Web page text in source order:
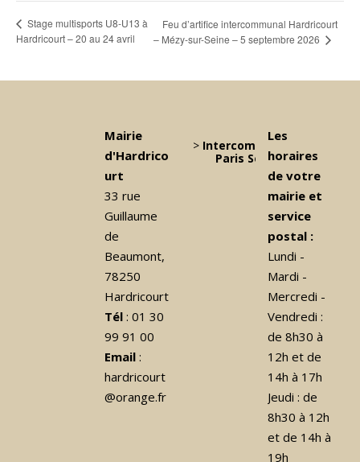
Stage multisports U8-U13 à
Hardricourt – 20 au 24 avril
Feu d’artifice intercommunal Hardricourt
– Mézy-sur-Seine – 5 septembre 2026
Mairie
d'Hardrico
urt
33 rue
Guillaume
de
Beaumont,
78250
Hardricourt
Tél : 01 30
99 91 00
Email:
hardricourt
@orange.fr
> Intercommunalité Grand
Paris Seine et Oise
Les
horaires
de votre
mairie et
service
postal :
Lundi -
Mardi -
Mercredi -
Vendredi :
de 8h30 à
12h et de
14h à 17h
Jeudi : de
8h30 à 12h
et de 14h à
19h